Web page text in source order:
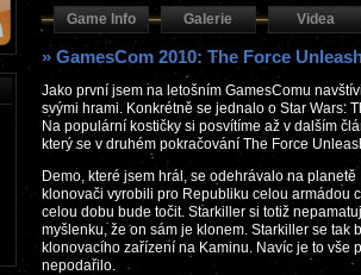
Game Info Galerie Videa
» GamesCom 2010: The Force
Jako první jsem na letošním GamesComu
svými hrami. Konkrétně se jednalo o Star Wars:
Na populární kostičky si posvítíme až v dalším
který se v druhém pokračování The Force
Demo, které jsem hrál, se odehrávalo na
klonovači vyrobili pro Republiku celou armádou
celou dobu bude točit. Starkiller si totiž
myšlenku, že on sám je klonem. Starkiller se tak
klonovacího zařízení na Kaminu. Navíc je to vše
nepodařilo.